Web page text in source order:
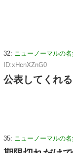
32: ニューノーマルの
ID:xHcnXZnG0
公表してくれ
35: ニューノーマルの